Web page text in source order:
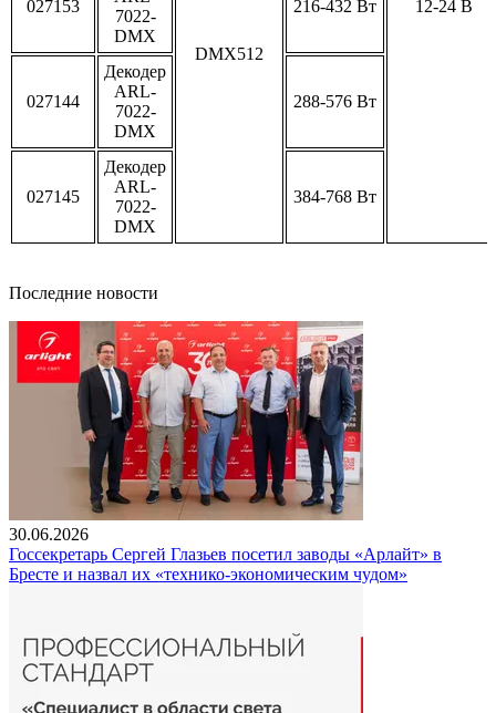
12-24 В
DMX512
027153
7022-
DMX
216-432 Вт
027144
Декодер
ARL-
7022-
DMX
288-576 Вт
027145
Декодер
ARL-
7022-
DMX
384-768 Вт
Последние новости
30.06.2026
Госсекретарь Сергей Глазьев посетил заводы «Арлайт» в
Бресте и назвал их «технико-экономическим чудом»